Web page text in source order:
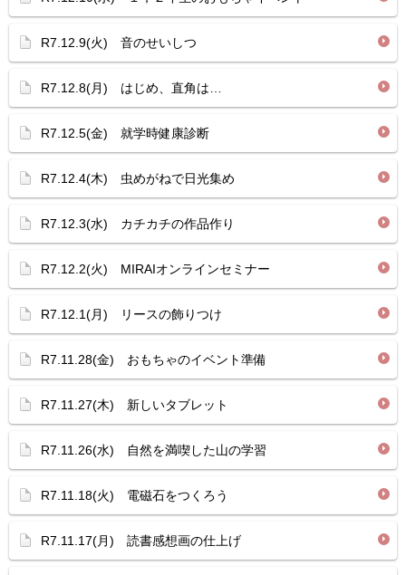
R7.12.9(火) 音のせいしつ
R7.12.8(月) はじめ、直角は…
R7.12.5(金) 就学時健康診断
R7.12.4(木) 虫めがねで日光集め
R7.12.3(水) カチカチの作品作り
R7.12.2(火) MIRAIオンラインセミナー
R7.12.1(月) リースの飾りつけ
R7.11.28(金) おもちゃのイベント準備
R7.11.27(木) 新しいタブレット
R7.11.26(水) 自然を満喫した山の学習
R7.11.18(火) 電磁石をつくろう
R7.11.17(月) 読書感想画の仕上げ